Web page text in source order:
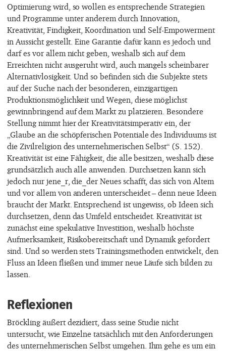
Optimierung wird, so wollen es entsprechende Strategien
und Programme unter anderem durch Innovation,
Kreativität, Findigkeit, Koordination und Self-Empowerment
in Aussicht gestellt. Eine Garantie dafür kann es jedoch und
darf es vor allem nicht geben, weshalb sich auf dem
Erreichten nicht ausgeruht wird, auch mangels scheinbarer
Alternativlosigkeit. Und so befinden sich die Subjekte stets
auf der Suche nach der besonderen, einzigartigen
Produktionsmöglichkeit und Wegen, diese möglichst
gewinnbringend auf dem Markt zu platzieren. Besondere
Stellung nimmt hier der Kreativitätsimperativ ein, der
„Glaube an die schöpferischen Potentiale des Individuums ist
die Zivilreligion des unternehmerischen Selbst“ (S. 152).
Kreativität ist eine Fähigkeit, die alle besitzen, weshalb diese
grundsätzlich auch alle anwenden. Durchsetzen kann sich
jedoch nur jene_r, die_der Neues schafft, das sich von Altem
und vor allem von anderen unterscheidet – denn neue Ideen
braucht der Markt. Entsprechend ist ungewiss, ob Ideen sich
durchsetzen, denn das Umfeld entscheidet. Kreativität ist
zunächst eine spekulative Investition, weshalb höchste
Aufmerksamkeit, Risikobereitschaft und Dynamik gefordert
sind. Und so werden stets Trainingsmethoden entwickelt, den
Fluss an Ideen fließen und immer neue Läufe sich bilden zu
lassen.
Reflexionen
Bröckling äußert dezidiert, dass seine Studie nicht
untersucht, wie Einzelne tatsächlich mit den Anforderungen
des unternehmerischen Selbst umgehen. Ihm gehe es um ein